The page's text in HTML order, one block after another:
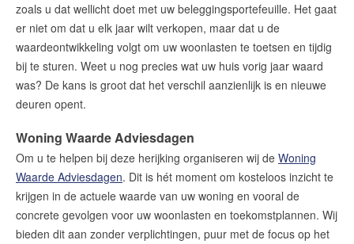
zoals u dat wellicht doet met uw beleggingsportefeuille. Het gaat
er niet om dat u elk jaar wilt verkopen, maar dat u de
waardeontwikkeling volgt om uw woonlasten te toetsen en tijdig
bij te sturen. Weet u nog precies wat uw huis vorig jaar waard
was? De kans is groot dat het verschil aanzienlijk is en nieuwe
deuren opent.
Woning Waarde Adviesdagen
Om u te helpen bij deze herijking organiseren wij de Woning
Waarde Adviesdagen. Dit is hét moment om kosteloos inzicht te
krijgen in de actuele waarde van uw woning en vooral de
concrete gevolgen voor uw woonlasten en toekomstplannen. Wij
bieden dit aan zonder verplichtingen, puur met de focus op het